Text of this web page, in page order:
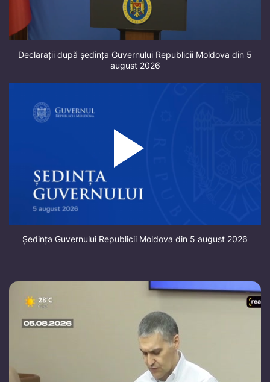
Declarații după ședința Guvernului Republicii Moldova din 5
august 2026
Ședința Guvernului Republicii Moldova din 5 august 2026